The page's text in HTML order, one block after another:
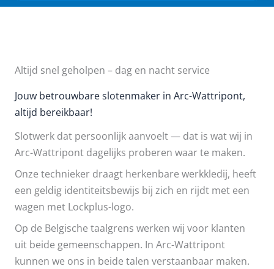
Altijd snel geholpen – dag en nacht service
Jouw betrouwbare slotenmaker in Arc-Wattripont,
altijd bereikbaar!
Slotwerk dat persoonlijk aanvoelt — dat is wat wij in
Arc-Wattripont dagelijks proberen waar te maken.
Onze technieker draagt herkenbare werkkledij, heeft
een geldig identiteitsbewijs bij zich en rijdt met een
wagen met Lockplus-logo.
Op de Belgische taalgrens werken wij voor klanten
uit beide gemeenschappen. In Arc-Wattripont
kunnen we ons in beide talen verstaanbaar maken.